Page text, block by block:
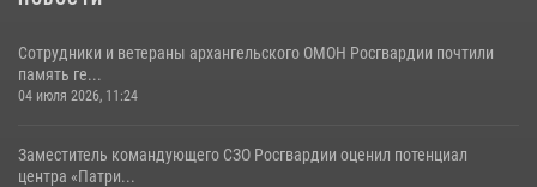
Сотрудники и ветераны архангельского ОМОН Росгвардии почтили
память ге...
04 июля 2026, 11:24
Заместитель командующего СЗО Росгвардии оценил потенциал
центра «Патри...